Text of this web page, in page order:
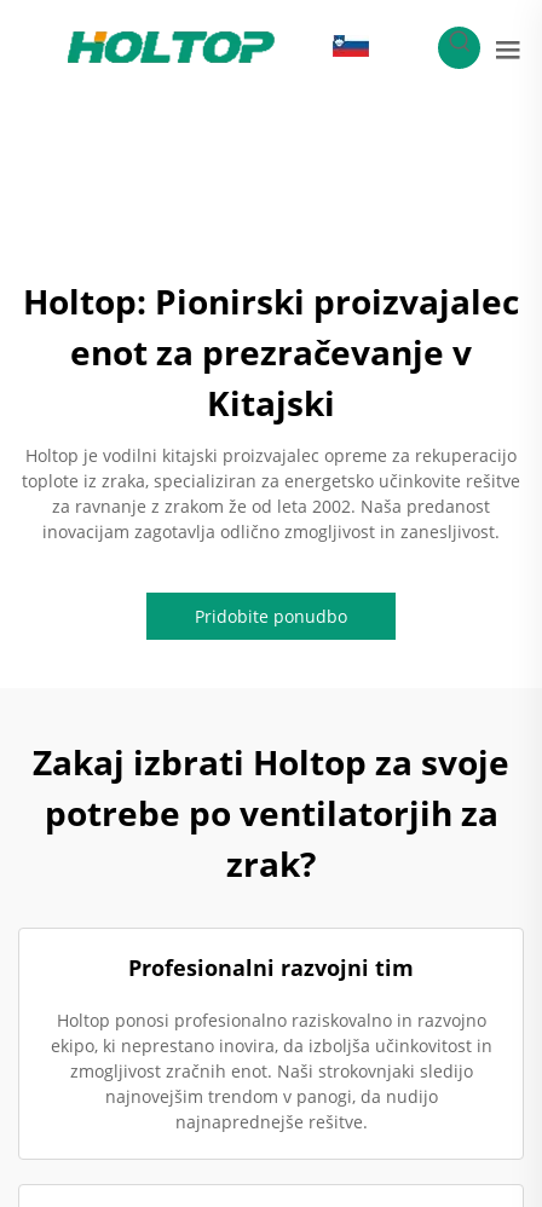
Holtop: Pionirski proizvajalec
enot za prezračevanje v
Kitajski
Holtop je vodilni kitajski proizvajalec opreme za rekuperacijo
toplote iz zraka, specializiran za energetsko učinkovite rešitve
za ravnanje z zrakom že od leta 2002. Naša predanost
inovacijam zagotavlja odlično zmogljivost in zanesljivost.
Pridobite ponudbo
Zakaj izbrati Holtop za svoje
potrebe po ventilatorjih za
zrak?
Profesionalni razvojni tim
Holtop ponosi profesionalno raziskovalno in razvojno
ekipo, ki neprestano inovira, da izboljša učinkovitost in
zmogljivost zračnih enot. Naši strokovnjaki sledijo
najnovejšim trendom v panogi, da nudijo
najnaprednejše rešitve.